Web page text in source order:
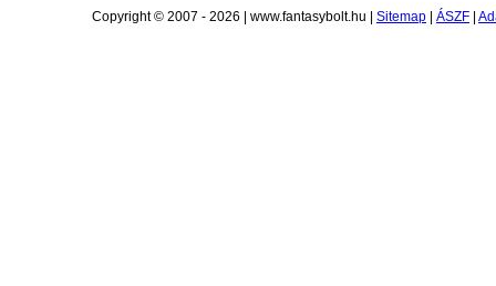
Copyright © 2007 - 2026 | www.fantasybolt.hu | Sitemap ÁSZF